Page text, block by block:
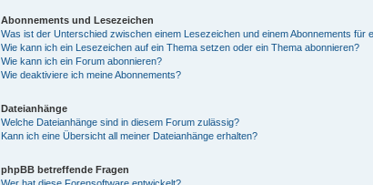
Abonnements und Lesezeichen
Was ist der Unterschied zwischen einem Lesezeichen und einem Abonnements für
Wie kann ich ein Lesezeichen auf ein Thema setzen oder ein Thema abonnieren?
Wie kann ich ein Forum abonnieren?
Wie deaktiviere ich meine Abonnements?
Dateianhänge
Welche Dateianhänge sind in diesem Forum zulässig?
Kann ich eine Übersicht all meiner Dateianhänge erhalten?
phpBB betreffende Fragen
Wer hat diese Forensoftware entwickelt?